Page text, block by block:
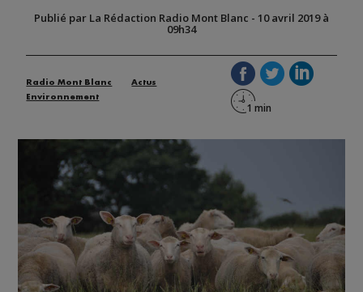
Publié par La Rédaction Radio Mont Blanc - 10 avril 2019 à
09h34
Radio Mont Blanc
Actus
Environnement